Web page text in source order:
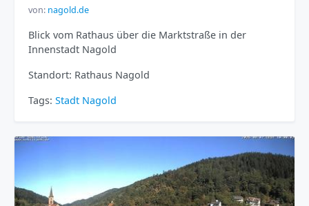
von: nagold.de
Blick vom Rathaus über die Marktstraße in der
Innenstadt Nagold
Standort: Rathaus Nagold
Tags: Stadt Nagold